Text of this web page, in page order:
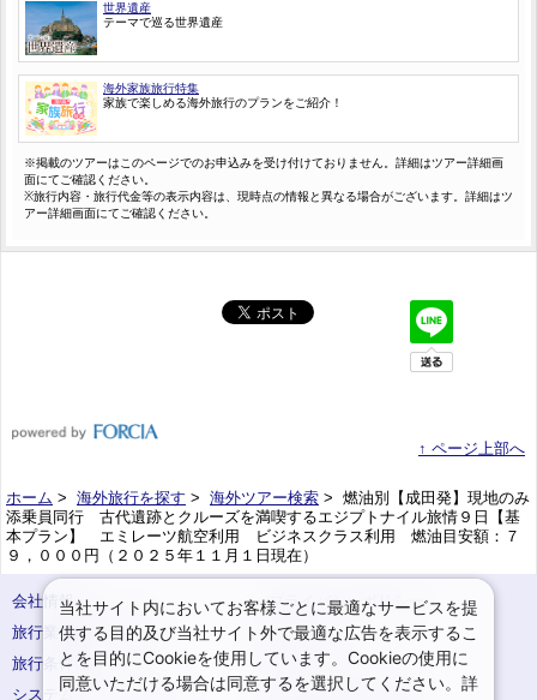
世界遺産
テーマで巡る世界遺産
海外家族旅行特集
家族で楽しめる海外旅行のプランをご紹介！
※掲載のツアーはこのページでのお申込みを受け付けておりません。詳細はツアー詳細画
面にてご確認ください。
※旅行内容・旅行代金等の表示内容は、現時点の情報と異なる場合がございます。詳細はツ
アー詳細画面にてご確認ください。
↑ ページ上部へ
ホーム > 海外旅行を探す > 海外ツアー検索 > 燃油別【成田発】現地のみ
添乗員同行 古代遺跡とクルーズを満喫するエジプトナイル旅情９日【基
本プラン】 エミレーツ航空利用 ビジネスクラス利用 燃油目安額：７
９，０００円（２０２５年１１月１日現在）
会社情報
プライバシーポリシー
旅行業登録票・約款
規約集
旅行条件書
サイトマップ
システムメンテナンスの
お申込みまでの手順
当社サイト内においてお客様ごとに最適なサービスを提
供する目的及び当社サイト外で最適な広告を表示するこ
とを目的にCookieを使用しています。Cookieの使用に
同意いただける場合は同意するを選択してください。詳